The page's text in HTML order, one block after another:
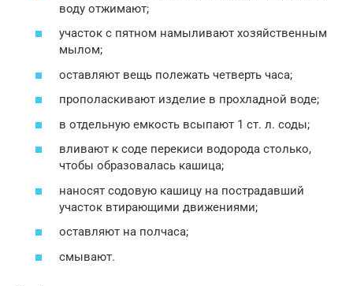
воду отжимают;
участок с пятном намыливают хозяйственным
мылом;
оставляют вещь полежать четверть часа;
прополаскивают изделие в прохладной воде;
в отдельную емкость всыпают 1 ст. л. соды;
вливают к соде перекиси водорода столько,
чтобы образовалась кашица;
наносят содовую кашицу на пострадавший
участок втирающими движениями;
оставляют на полчаса;
смывают.